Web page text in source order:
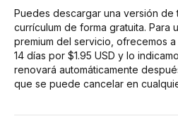
Puedes descargar una versión de
currículum de forma gratuita. Para
premium del servicio, ofrecemos
14 días por $1.95 USD y lo
renovará automáticamente
que se puede cancelar en